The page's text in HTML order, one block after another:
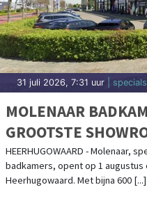
30 juli 2026, 8:01 uur| uitgaan
ALKMAAR LIVE
GRATIS CONCERT
ALKMAAR - In het weekend van
Alkmaarse binnenstad weer
Alkmaar Live [...]